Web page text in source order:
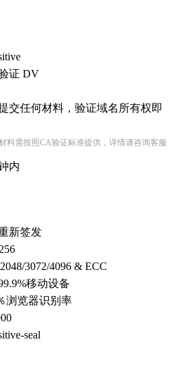
证 DV
交任何材料，验证域名所有权即
料需按照CA验证标准提供，详情请咨询客服
内
新签发
3072/4096 & ECC
移动设备
浏览器识别率